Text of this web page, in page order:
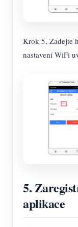
Krok 5, Zadejte
nastavení WiFi
5.
aplikace